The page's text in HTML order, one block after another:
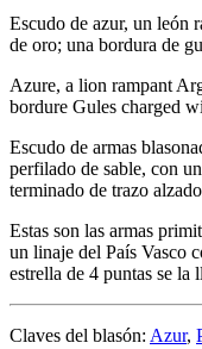
Escudo de azur, un león
de oro; una bordura de
Azure, a lion rampant
bordure Gules charged
Escudo de armas
perfilado de sable, con
terminado de trazo
Estas son las armas
un linaje del País Vasco
estrella de 4 puntas se la
Claves del blasón: Azur,